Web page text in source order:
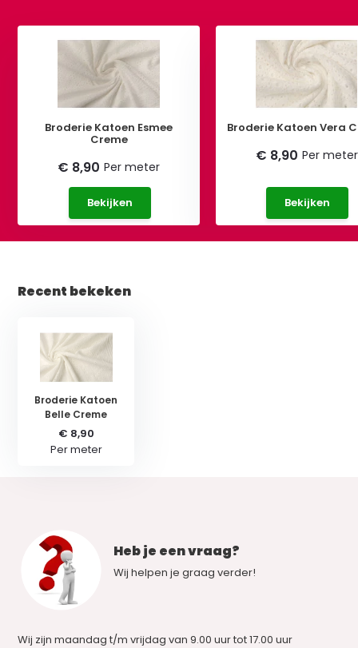
Broderie Katoen Esmee
Creme
€ 8,90 Per meter
Bekijken
Broderie Katoen Vera
€ 8,90 Per meter
Bekijken
Recent bekeken
Broderie Katoen
Belle Creme
€ 8,90
Per meter
Heb je een vraag?
Wij helpen je graag verder!
Wij zijn maandag t/m vrijdag van 9.00 uur tot 17.00 uur